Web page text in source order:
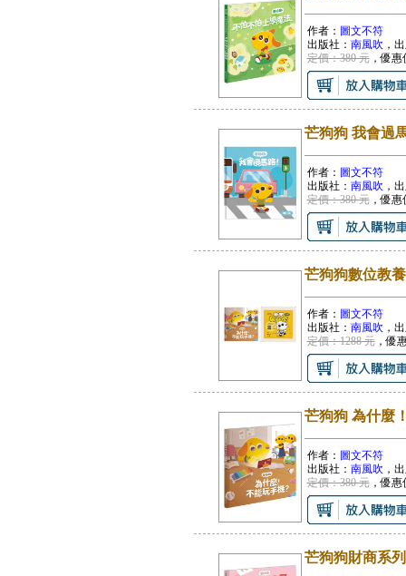
作者： 圖文不符
出版社： 南風吹 ，
定價：380 元，優惠
芒狗狗 我會過
作者： 圖文不符
出版社： 南風吹 ，
定價：380 元，優惠
芒狗狗數位教
作者： 圖文不符
出版社： 南風吹 ，
定價：1288 元，優
芒狗狗 為什麼
作者： 圖文不符
出版社： 南風吹 ，
定價：380 元，優惠
芒狗狗財商系